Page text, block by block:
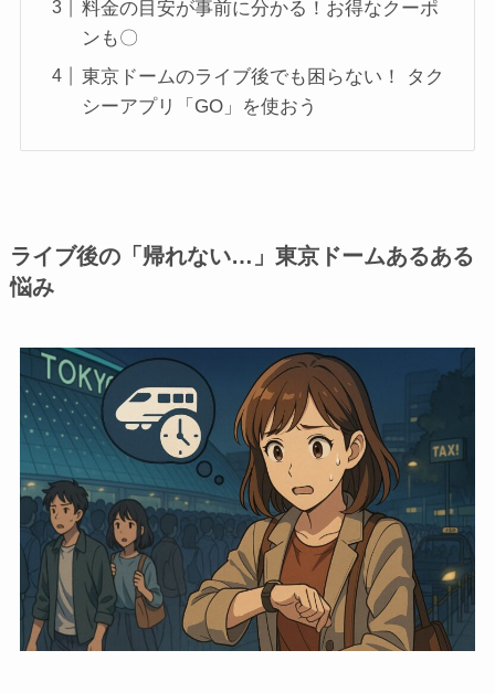
料金の目安が事前に分かる！お得なクーポ
ンも〇
東京ドームのライブ後でも困らない！ タク
シーアプリ「GO」を使おう
ライブ後の「帰れない…」東京ドームあるある
悩み